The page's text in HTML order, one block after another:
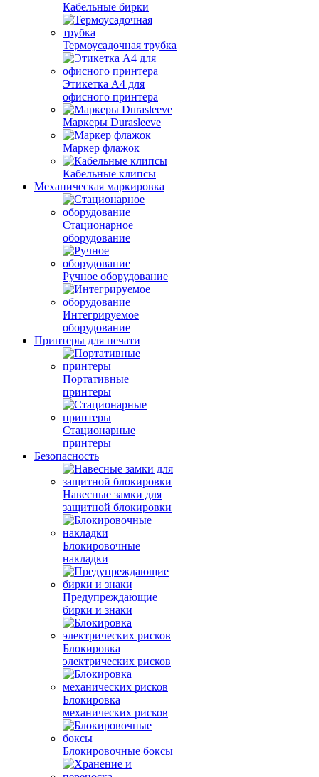
Кабельные бирки
Термоусадочная трубка
Этикетка А4 для
офисного принтера
Маркеры Durasleeve
Маркер флажок
Кабельные клипсы
Механическая маркировка
Стационарное
оборудование
Ручное оборудование
Интегрируемое
оборудование
Принтеры для печати
Портативные
принтеры
Стационарные
принтеры
Безопасность
Навесные замки для
защитной блокировки
Блокировочные
накладки
Предупреждающие
бирки и знаки
Блокировка
электрических рисков
Блокировка
механических рисков
Блокировочные боксы